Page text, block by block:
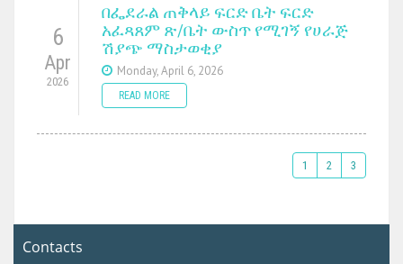
6
Apr
2026
በፌደራል ጠቅላይ ፍርድ ቤት ፍርድ
አፈጻጸም ጽ/ቤት ውስጥ የሚገኝ የሀራጅ
ሽያጭ ማስታወቂያ
Monday, April 6, 2026
READ MORE
1 2 3
Contacts